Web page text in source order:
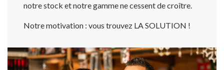
notre stock et notre gamme ne cessent de croître.
Notre motivation : vous trouvez LA SOLUTION !